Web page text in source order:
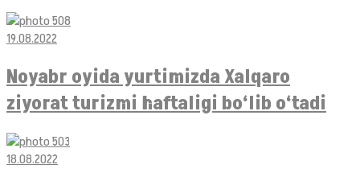
19.08.2022
Noyabr oyida yurtimizda Xalqaro
ziyorat turizmi haftaligi bo‘lib o‘tadi
18.08.2022